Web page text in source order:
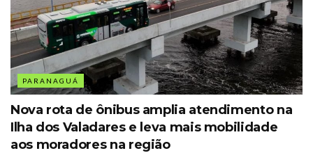
PARANAGUÁ
Nova rota de ônibus amplia atendimento na
Ilha dos Valadares e leva mais mobilidade
aos moradores na região